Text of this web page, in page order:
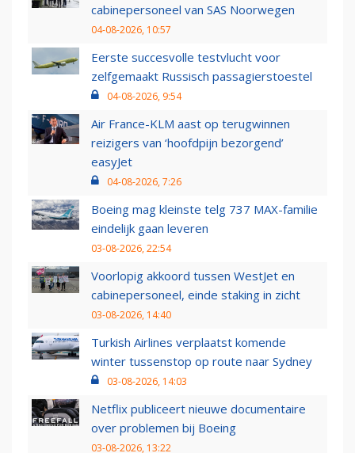
cabinepersoneel van SAS Noorwegen
04-08-2026, 10:57
Eerste succesvolle testvlucht voor
zelfgemaakt Russisch passagierstoestel
04-08-2026, 9:54
Air France-KLM aast op terugwinnen
reizigers van ‘hoofdpijn bezorgend’
easyJet
04-08-2026, 7:26
Boeing mag kleinste telg 737 MAX-familie
eindelijk gaan leveren
03-08-2026, 22:54
Voorlopig akkoord tussen WestJet en
cabinepersoneel, einde staking in zicht
03-08-2026, 14:40
Turkish Airlines verplaatst komende
winter tussenstop op route naar Sydney
03-08-2026, 14:03
Netflix publiceert nieuwe documentaire
over problemen bij Boeing
03-08-2026, 13:22